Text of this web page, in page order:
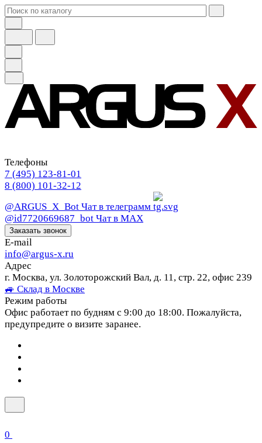
Телефоны
7 (495) 123-81-01
8 (800) 101-32-12
@ARGUS_X_Bot Чат в телеграмм
@id7720669687_bot Чат в МАХ
Заказать звонок
E-mail
info@argus-x.ru
Адрес
г. Москва, ул. Золоторожский Вал, д. 11, стр. 22, офис 239
🚙 Склад в Москве
Режим работы
Офис работает по будням с 9:00 до 18:00. Пожалуйста,
предупредите о визите заранее.
0